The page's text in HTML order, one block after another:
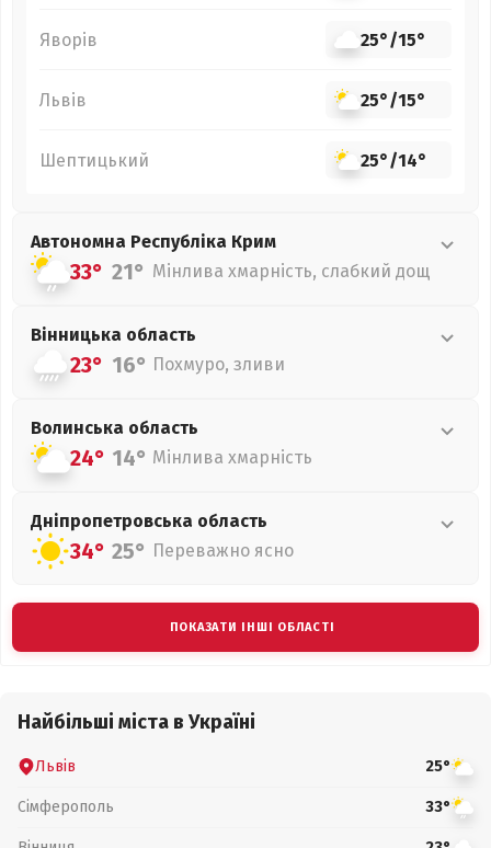
Яворів 25°/15°
Львів 25°/15°
Шептицький 25°/14°
Автономна Республіка Крим
33° 21° Мінлива хмарність, слабкий дощ
Вінницька область
23° 16° Похмуро, зливи
Волинська область
24° 14° Мінлива хмарність
Дніпропетровська область
34° 25° Переважно ясно
ПОКАЗАТИ ІНШІ ОБЛАСТІ
Найбільші міста в Україні
Львів 25°
Сімферополь 33°